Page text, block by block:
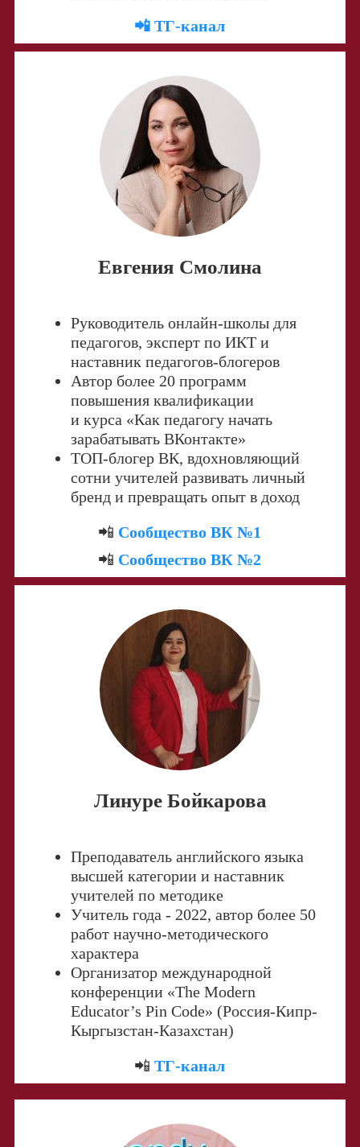
📲 ТГ-канал
Евгения Смолина
Руководитель онлайн-школы для
педагогов, эксперт по ИКТ и
наставник педагогов-блогеров
Автор более 20 программ
повышения квалификации
и курса «Как педагогу начать
зарабатывать ВКонтакте»
ТОП-блогер ВК, вдохновляющий
сотни учителей развивать личный
бренд и превращать опыт в доход
📲 Сообщество ВК №1
📲 Сообщество ВК №2
Линуре Бойкарова
Преподаватель английского языка
высшей категории и наставник
учителей по методике
Учитель года - 2022, автор более 50
работ научно-методического
характера
Организатор международной
конференции «The Modern
Educator’s Pin Code» (Россия-Кипр-
Кыргызстан-Казахстан)
📲ТГ-канал